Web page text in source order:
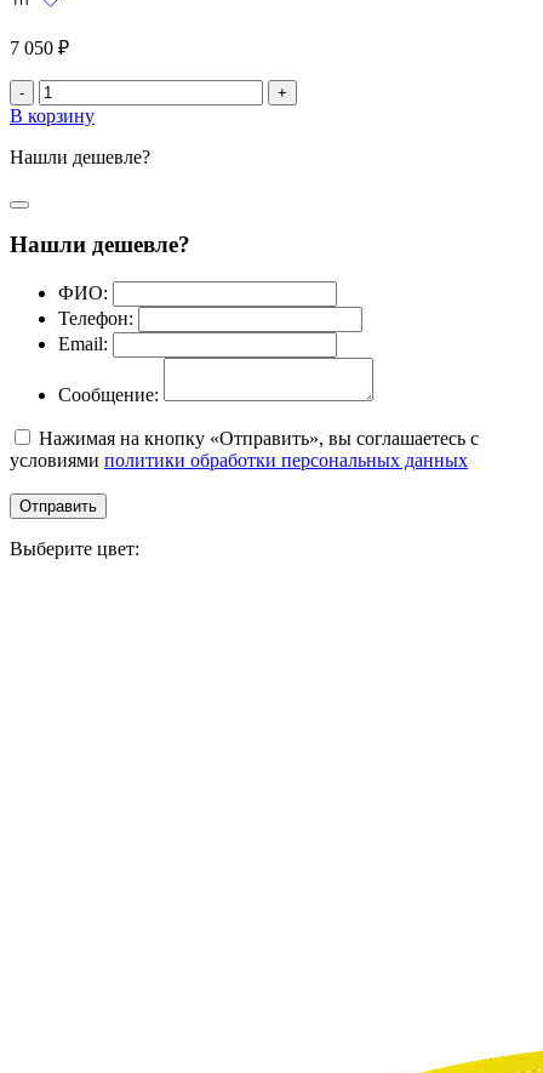
7 050 ₽
- +
В корзину
Нашли дешевле?
Нашли дешевле?
ФИО:
Телефон:
Email:
Сообщение:
Нажимая на кнопку «Отправить», вы соглашаетесь с
условиями политики обработки персональных данных
Отправить
Выберите цвет: